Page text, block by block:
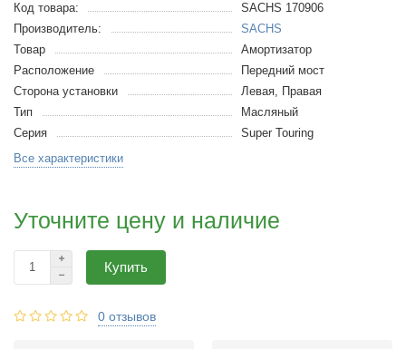
Код товара:
SACHS 170906
Производитель:
SACHS
Товар
Амортизатор
Расположение
Передний мост
Сторона установки
Левая, Правая
Тип
Масляный
Серия
Super Touring
Все характеристики
Уточните цену и наличие
Купить
0 отзывов